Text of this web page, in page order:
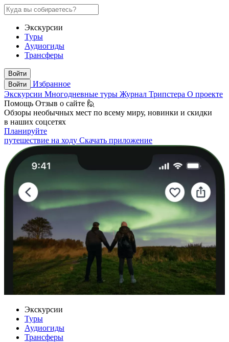
Экскурсии
Туры
Аудиогиды
Трансферы
Войти
Войти
Избранное
Экскурсии Многодневные туры Журнал Трипстера О проекте
Помощь Отзыв о сайте 🙋
Обзоры необычных мест по всему миру, новинки и скидки
в наших соцсетях
Планируйте
путешествие на ходу Скачать приложение
Экскурсии
Туры
Аудиогиды
Трансферы